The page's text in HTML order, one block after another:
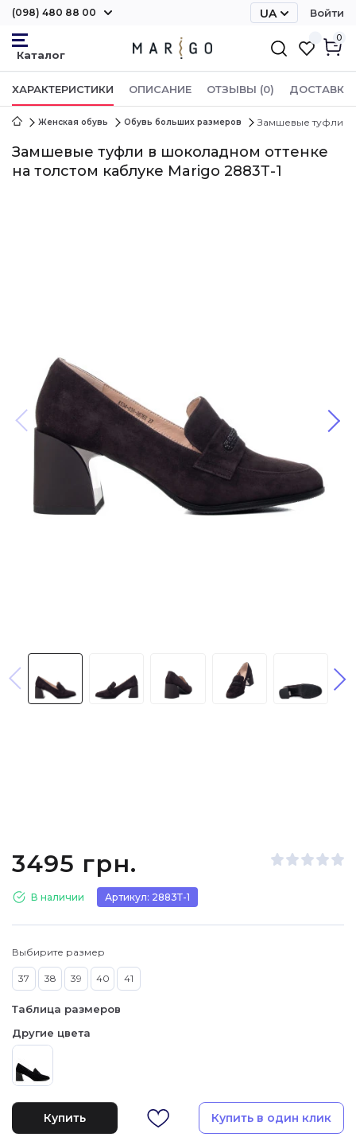
(098) 480 88 00 UA Войти
0
ХАРАКТЕРИСТИКИ ОПИСАНИЕ ОТЗЫВЫ (0) ДОСТАВКА
Женская обувь Обувь больших размеров Замшевые туфли в
Замшевые туфли в шоколадном оттенке
на толстом каблуке Marigo 2883Т-1
3495 грн.
В наличии Артикул: 2883Т-1
Выбирите размер
37 38 39 40 41
Таблица размеров
Другие цвета
Купить Купить в один клик